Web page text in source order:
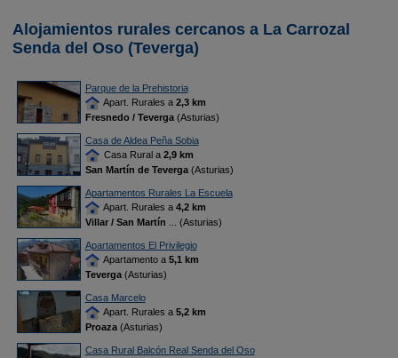
Alojamientos rurales cercanos a La Carrozal
Senda del Oso (Teverga)
Parque de la Prehistoria
Apart. Rurales a 2,3 km
Fresnedo / Teverga(Asturias)
Casa de Aldea Peña Sobia
Casa Rural a 2,9 km
San Martín de Teverga(Asturias)
Apartamentos Rurales La Escuela
Apart. Rurales a 4,2 km
Villar / San Martín
... (Asturias)
Apartamentos El Privilegio
Apartamento a 5,1 km
Teverga(Asturias)
Casa Marcelo
Apart. Rurales a 5,2 km
Proaza(Asturias)
Casa Rural Balcón Real Senda del Oso